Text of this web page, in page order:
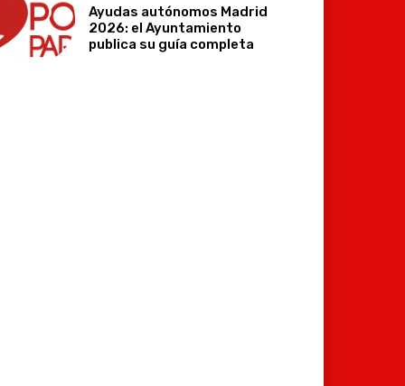
Ayudas autónomos Madrid
2026: el Ayuntamiento
publica su guía completa